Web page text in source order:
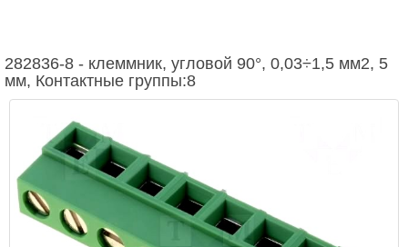
282836-8 - клеммник, угловой 90°, 0,03÷1,5 мм2, 5
мм, Контактные группы:8